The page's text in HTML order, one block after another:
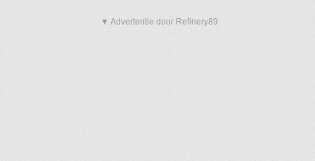
▼ Advertentie door Refinery89